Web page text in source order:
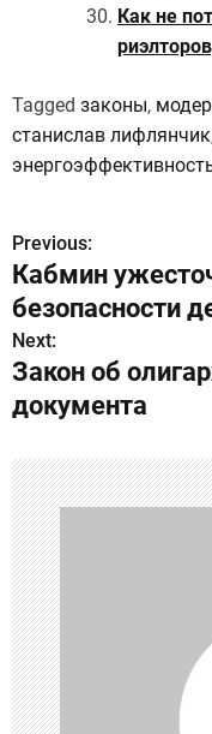
Как не
Tagged законы,
станислав лифлянчик
Н
а
в
и
а
ц
и
я
п
о
Previous:
Кабмин
безопасности
Next:
Закон об
документа